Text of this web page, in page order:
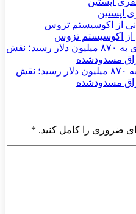
اپستین
از اکوسیستم تزوس
درآمد تلگرام با جهش ۶۵ درصدی به ۸۷۰ میلیون دلار رسید؛ نقش
مسدودشده
ضروری را کامل کنید. *